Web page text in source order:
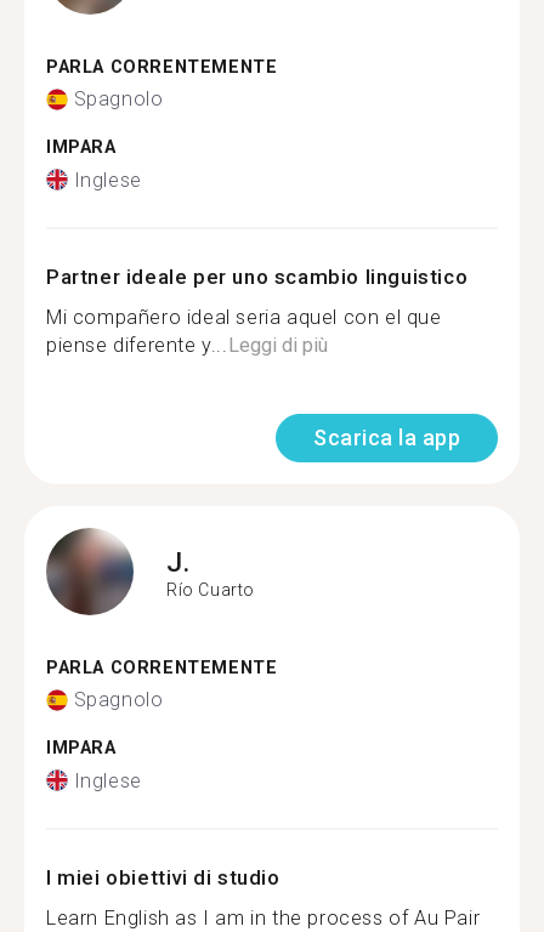
PARLA CORRENTEMENTE
Spagnolo
IMPARA
Inglese
Partner ideale per uno scambio linguistico
Mi compañero ideal seria aquel con el que
piense diferente y... Leggi di più
Scarica la app
J.
Río Cuarto
PARLA CORRENTEMENTE
Spagnolo
IMPARA
Inglese
I miei obiettivi di studio
Learn English as I am in the process of Au Pair